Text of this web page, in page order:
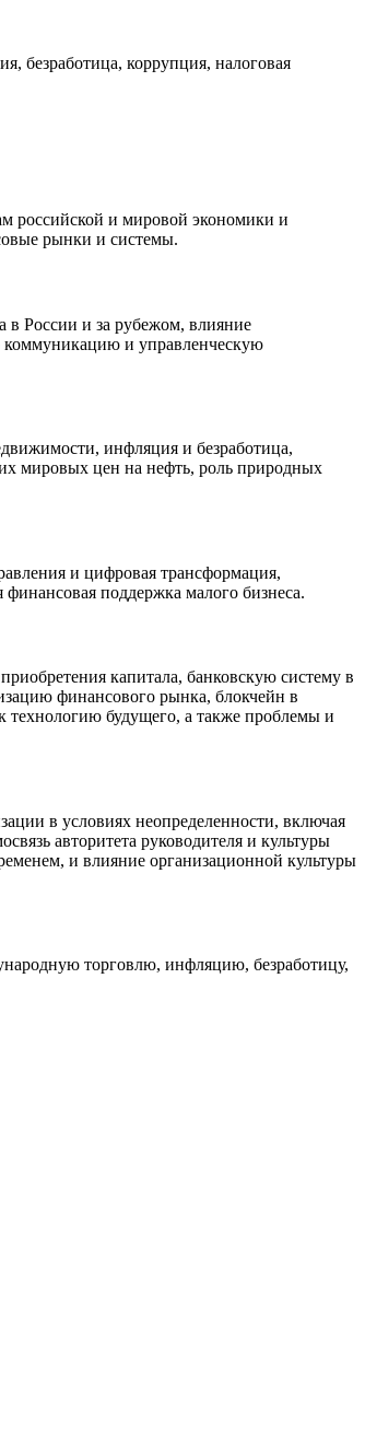
безработица, коррупция, налоговая
российской и мировой экономики и
рынки и системы.
в России и за рубежом, влияние
и управленческую
инфляция и безработица,
мировых цен на нефть, роль природных
и цифровая трансформация,
поддержка малого бизнеса.
капитала, банковскую систему в
финансового рынка, блокчейн в
технологию будущего, а также проблемы и
в условиях неопределенности, включая
авторитета руководителя и культуры
и влияние организационной культуры
торговлю, инфляцию, безработицу,